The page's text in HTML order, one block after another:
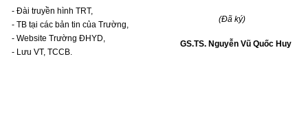
- Đài truyền hình TRT,
- TB tại các bản tin của Trường,
- Website Trường ĐHYD,
- Lưu VT, TCCB.
(Đã ký)
GS.TS. Nguyễn Vũ Quốc Huy